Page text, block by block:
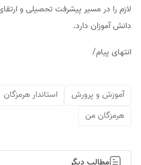
لازم را در مسیر پیشرفت تحصیلی و
دانش آموزان دارد.
انتهای پیام/
آموزش و پرورش استاندار هرمزگان
هرمزگان من
مطالب دیگر